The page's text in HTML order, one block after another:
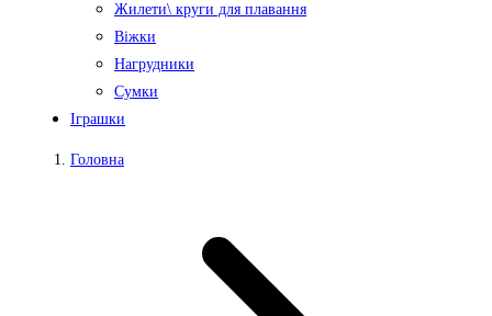
Жилети\ круги для плавання
Віжки
Нагрудники
Сумки
Іграшки
Головна